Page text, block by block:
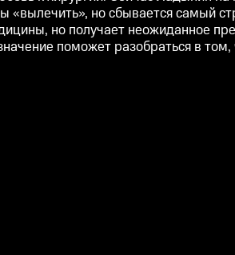
«вылечить», но сбывается
но получает неожиданное
поможет разобраться в